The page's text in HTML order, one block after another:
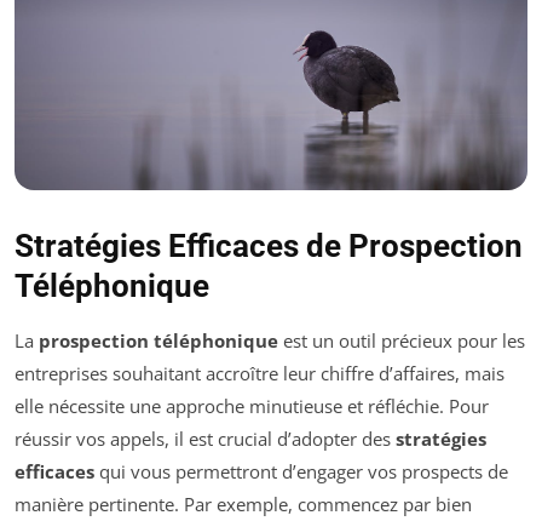
Stratégies Efficaces de Prospection
Téléphonique
La prospection téléphonique est un outil précieux pour les
entreprises souhaitant accroître leur chiffre d’affaires, mais
elle nécessite une approche minutieuse et réfléchie. Pour
réussir vos appels, il est crucial d’adopter des stratégies
efficaces qui vous permettront d’engager vos prospects de
manière pertinente. Par exemple, commencez par bien